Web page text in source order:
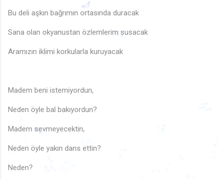
Bu deli aşkın bağrımın ortasında duracak
Sana olan okyanustan özlemlerim susacak
Aramızın iklimi korkularla kuruyacak
Madem beni istemiyordun,
Neden öyle bal bakıyordun?
Madem sevmeyecektin,
Neden öyle yakın dans ettin?
Neden?
♫
🎶
♪
🎵
♩
♪